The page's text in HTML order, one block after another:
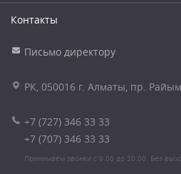
Контакты
Письмо директору
РК, 050016 г. Алматы, пр.
+7 (727) 346 33 33
+7 (707) 346 33 33
Принимаем звонки с 9.00 до 20.00. Без